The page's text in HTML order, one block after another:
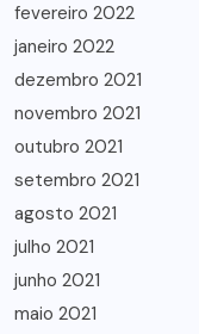
fevereiro 2022
janeiro 2022
dezembro 2021
novembro 2021
outubro 2021
setembro 2021
agosto 2021
julho 2021
junho 2021
maio 2021